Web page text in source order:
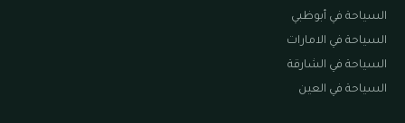
السياحة في أبوظبي
السياحة في الامارات
السياحة في الشارقة
السياحة في العين